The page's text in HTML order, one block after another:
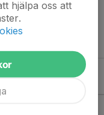
når du från
hjälpa oss att